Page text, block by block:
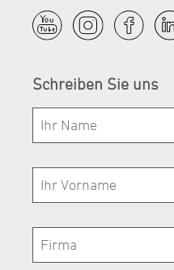
Schreiben Sie uns